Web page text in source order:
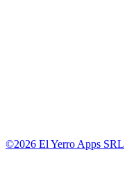
©2026 El Yerro Apps SRL